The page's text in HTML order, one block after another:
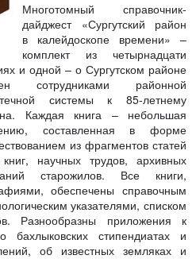
Многотомный справочник-
дайджест «Сургутский район
в калейдоскопе времени» –
комплект из четырнадцати
и одной – о Сургутском районе
сотрудниками районной
системы к 85-летнему
Каждая книга – небольшая
составленная в форме
из фрагментов статей
научных трудов, архивных
старожилов. Все книги,
обеспечены справочным
указателями, списком
Разнообразны приложения к
стипендиатах и
об известных земляках и